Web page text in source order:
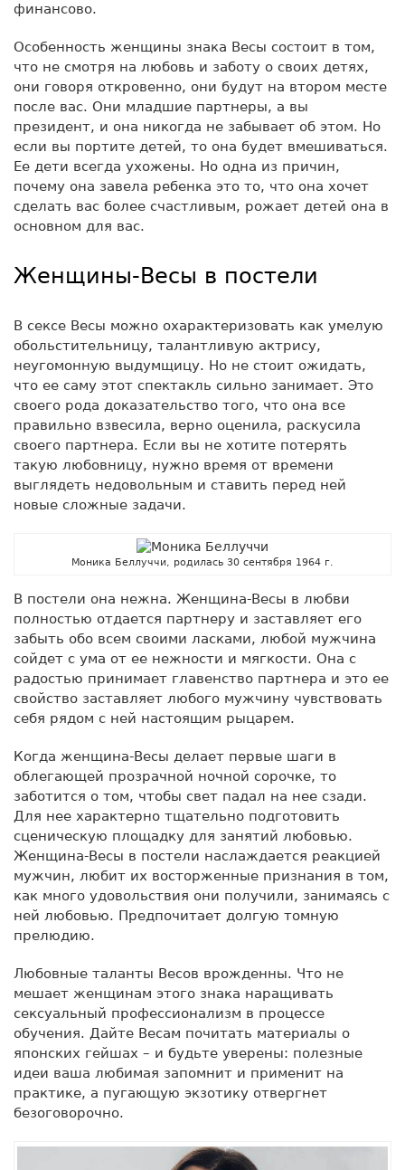
финансово.
Особенность женщины знака Весы состоит в том,
что не смотря на любовь и заботу о своих детях,
они говоря откровенно, они будут на втором месте
после вас. Они младшие партнеры, а вы
президент, и она никогда не забывает об этом. Но
если вы портите детей, то она будет вмешиваться.
Ее дети всегда ухожены. Но одна из причин,
почему она завела ребенка это то, что она хочет
сделать вас более счастливым, рожает детей она в
основном для вас.
Женщины-Весы в постели
В сексе Весы можно охарактеризовать как умелую
обольстительницу, талантливую актрису,
неугомонную выдумщицу. Но не стоит ожидать,
что ее саму этот спектакль сильно занимает. Это
своего рода доказательство того, что она все
правильно взвесила, верно оценила, раскусила
своего партнера. Если вы не хотите потерять
такую любовницу, нужно время от времени
выглядеть недовольным и ставить перед ней
новые сложные задачи.
Моника Беллуччи, родилась 30 сентября 1964 г.
В постели она нежна. Женщина-Весы в любви
полностью отдается партнеру и заставляет его
забыть обо всем своими ласками, любой мужчина
сойдет с ума от ее нежности и мягкости. Она с
радостью принимает главенство партнера и это ее
свойство заставляет любого мужчину чувствовать
себя рядом с ней настоящим рыцарем.
Когда женщина-Весы делает первые шаги в
облегающей прозрачной ночной сорочке, то
заботится о том, чтобы свет падал на нее сзади.
Для нее характерно тщательно подготовить
сценическую площадку для занятий любовью.
Женщина-Весы в постели наслаждается реакцией
мужчин, любит их восторженные признания в том,
как много удовольствия они получили, занимаясь с
ней любовью. Предпочитает долгую томную
прелюдию.
Любовные таланты Весов врожденны. Что не
мешает женщинам этого знака наращивать
сексуальный профессионализм в процессе
обучения. Дайте Весам почитать материалы о
японских гейшах – и будьте уверены: полезные
идеи ваша любимая запомнит и применит на
практике, а пугающую экзотику отвергнет
безоговорочно.